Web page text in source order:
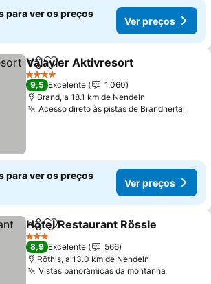
para ver os preços
Ver preços
PartilharAdicionar aos favoritos
Valavier Aktivresort
4 Estrelas
9,5 Excelente
1.060
Brand, a 18.1 km de Nendeln
Acesso direto às pistas de Brandnertal
para ver os preços
Ver preços
PartilharAdicionar aos favoritos
Hotel Restaurant Rössle
3 Estrelas
8,9 Excelente
566
Röthis, a 13.0 km de Nendeln
Vistas panorâmicas da montanha